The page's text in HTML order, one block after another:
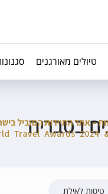
טיולים מאורגנים
טיסות לאילת